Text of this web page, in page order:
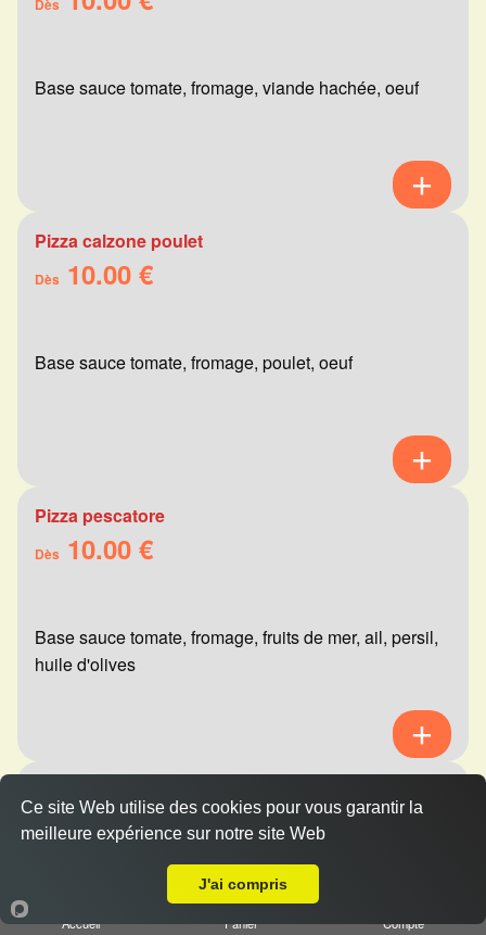
Dès
Base sauce tomate, fromage, viande hachée, oeuf
Pizza calzone poulet
Dès 10.00 €
Base sauce tomate, fromage, poulet, oeuf
Pizza pescatore
Dès 10.00 €
Base sauce tomate, fromage, fruits de mer, ail, persil,
huile d'olives
Dès10.00 €
Base sauce tomate, fromage, viande hachée,
Accueil Panier Compte
Ce site Web utilise des cookies pour vous garantir la
meilleure expérience sur notre site Web
J'ai compris